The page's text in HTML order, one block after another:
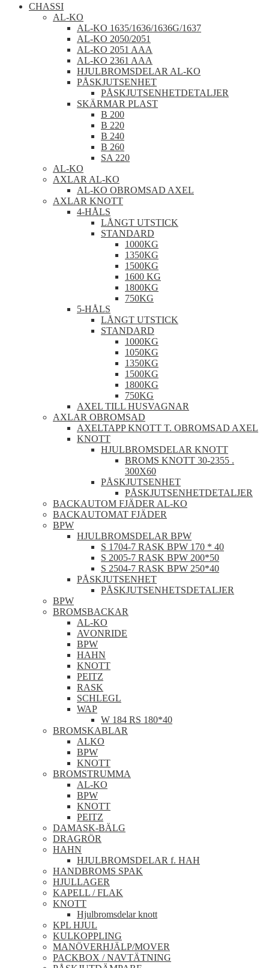
CHASSI
AL-KO
AL-KO 1635/1636/1636G/1637
AL-KO 2050/2051
AL-KO 2051 AAA
AL-KO 2361 AAA
HJULBROMSDELAR AL-KO
PÅSKJUTSENHET
PÅSKJUTSENHETDETALJER
SKÄRMAR PLAST
B 200
B 220
B 240
B 260
SA 220
AL-KO
AXLAR AL-KO
AL-KO OBROMSAD AXEL
AXLAR KNOTT
4-HÅLS
LÅNGT UTSTICK
STANDARD
1000KG
1350KG
1500KG
1600 KG
1800KG
750KG
5-HÅLS
LÅNGT UTSTICK
STANDARD
1000KG
1050KG
1350KG
1500KG
1800KG
750KG
AXEL TILL HUSVAGNAR
AXLAR OBROMSAD
AXELTAPP KNOTT T. OBROMSAD AXEL
KNOTT
HJULBROMSDELAR KNOTT
BROMS KNOTT 30-2355 .
300X60
PÅSKJUTSENHET
PÅSKJUTSENHETDETALJER
BACKAUTOM FJÄDER AL-KO
BACKAUTOMAT FJÄDER
BPW
HJULBROMSDELAR BPW
S 1704-7 RASK BPW 170 * 40
S 2005-7 RASK BPW 200*50
S 2504-7 RASK BPW 250*40
PÅSKJUTSENHET
PÅSKJUTSENHETSDETALJER
BPW
BROMSBACKAR
AL-KO
AVONRIDE
BPW
HAHN
KNOTT
PEITZ
RASK
SCHLEGL
WAP
W 184 RS 180*40
BROMSKABLAR
ALKO
BPW
KNOTT
BROMSTRUMMA
AL-KO
BPW
KNOTT
PEITZ
DAMASK-BÄLG
DRAGRÖR
HAHN
HJULBROMSDELAR f. HAH
HANDBROMS SPAK
HJULLAGER
KAPELL / FLAK
KNOTT
Hjulbromsdelar knott
KPL HJUL
KULKOPPLING
MANÖVERHJÄLP/MOVER
PACKBOX / NAVTÄTNING